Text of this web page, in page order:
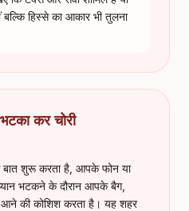
हिस्से का आकार भी तुलना
कर चोरी
बात शुरू करता है, आपके फोन या
भटकने के दौरान आपके बैग,
की कोशिश करता है। यह शहर